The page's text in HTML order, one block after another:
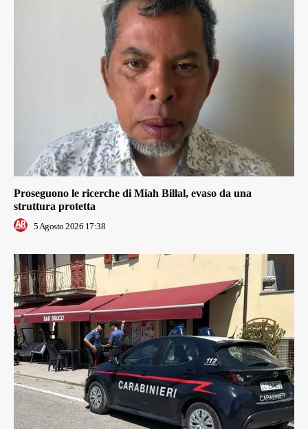
Proseguono le ricerche di Miah Billal, evaso da una
struttura protetta
5 Agosto 2026 17:38